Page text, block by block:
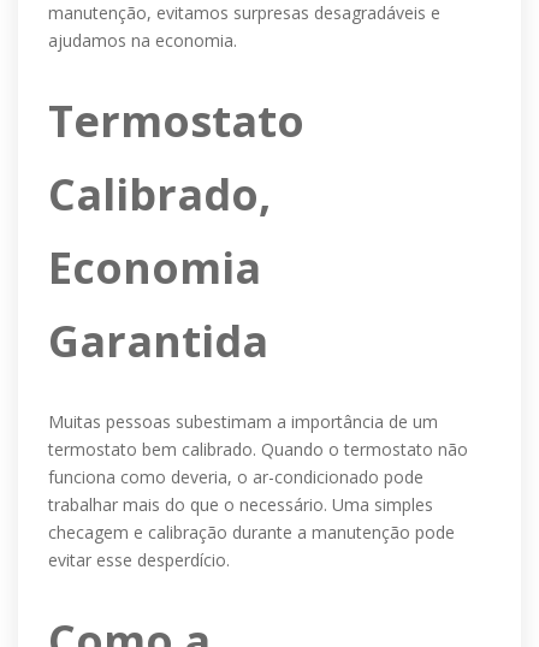
manutenção, evitamos surpresas desagradáveis e
ajudamos na economia.
Termostato
Calibrado,
Economia
Garantida
Muitas pessoas subestimam a importância de um
termostato bem calibrado. Quando o termostato não
funciona como deveria, o ar-condicionado pode
trabalhar mais do que o necessário. Uma simples
checagem e calibração durante a manutenção pode
evitar esse desperdício.